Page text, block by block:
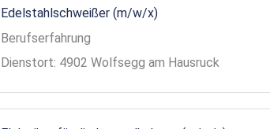
Edelstahlschweißer (m/w/x)
Berufserfahrung
Dienstort: 4902 Wolfsegg am Hausruck